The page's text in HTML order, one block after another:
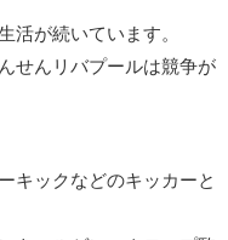
が続いています。
せんリバプールは競争が
キックなどのキッカーと